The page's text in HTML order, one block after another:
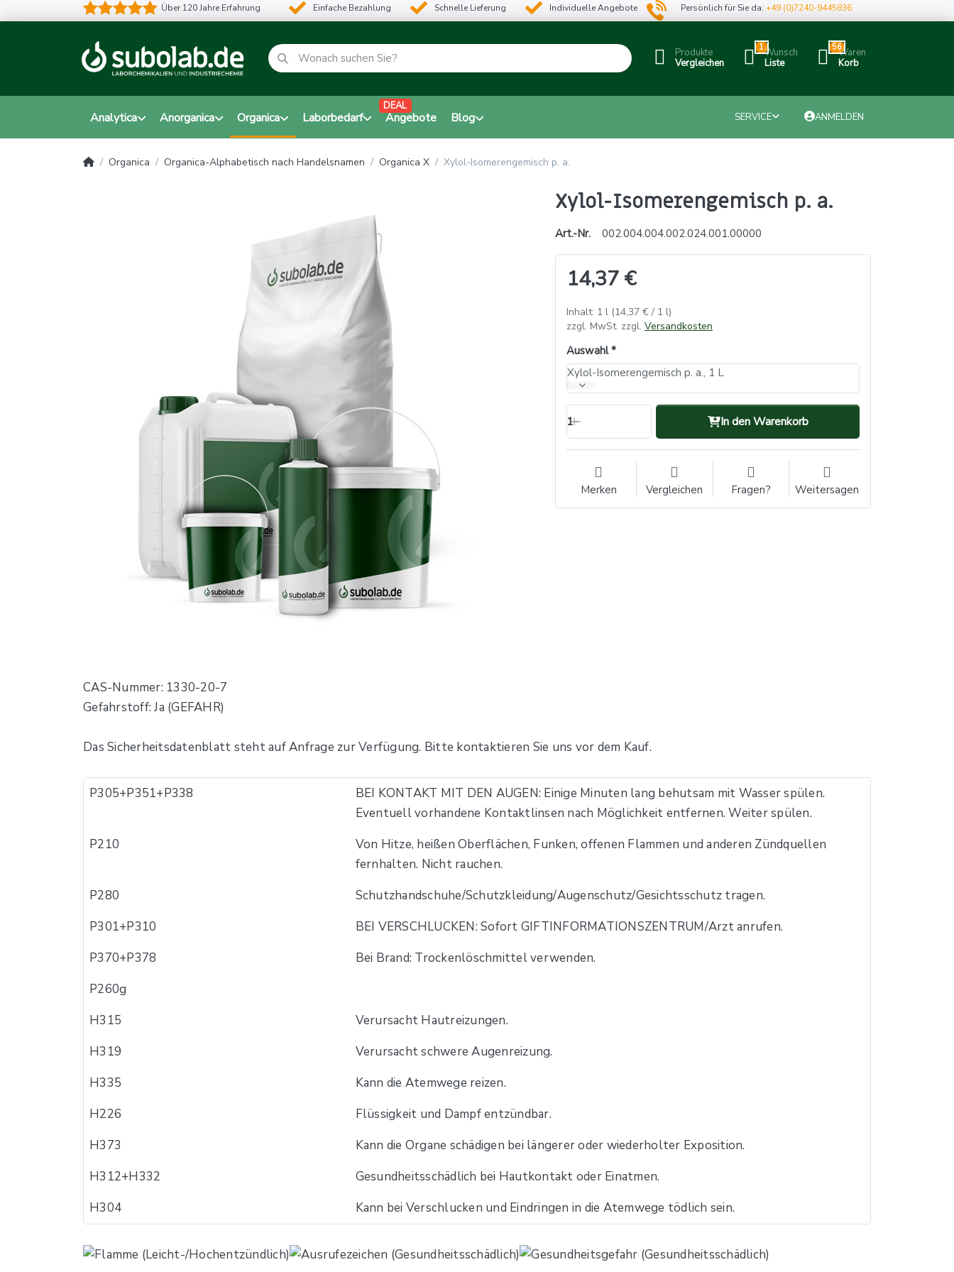
Über 120 Jahre Erfahrung Einfache Bezahlung Schnelle Lieferung Individuelle Angebote Persönlich für Sie da:+49 (0)7240-9445836
Produkte
Vergleichen
1Wunsch
Liste
56Waren
Korb
Analytica Anorganica Organica Laborbedarf Angebote
DEAL
Blog SERVICE ANMELDEN
Organica Organica-Alphabetisch nach Handelsnamen Organica X Xylol-Isomerengemisch p. a.
Xylol-Isomerengemisch p. a.
Art.-Nr. 002.004.004.002.024.001.00000
14,37 €
Inhalt: 1 l (14,37 € / 1 l)
zzgl. MwSt. zzgl. Versandkosten
Auswahl
Xylol-Isomerengemisch p. a., 1 L
1 In den Warenkorb
Merken Vergleichen Fragen? Weitersagen
CAS-Nummer: 1330-20-7
Gefahrstoff: Ja (GEFAHR)
Das Sicherheitsdatenblatt steht auf Anfrage zur Verfügung. Bitte kontaktieren Sie uns vor dem Kauf.
P305+P351+P338
BEI KONTAKT MIT DEN AUGEN: Einige Minuten lang behutsam mit Wasser spülen.
Eventuell vorhandene Kontaktlinsen nach Möglichkeit entfernen. Weiter spülen.
P210
Von Hitze, heißen Oberflächen, Funken, offenen Flammen und anderen Zündquellen
fernhalten. Nicht rauchen.
P280
Schutzhandschuhe/Schutzkleidung/Augenschutz/Gesichtsschutz tragen.
P301+P310
BEI VERSCHLUCKEN: Sofort GIFTINFORMATIONSZENTRUM/Arzt anrufen.
P370+P378
Bei Brand: Trockenlöschmittel verwenden.
P260g
H315
Verursacht Hautreizungen.
H319
Verursacht schwere Augenreizung.
H335
Kann die Atemwege reizen.
H226
Flüssigkeit und Dampf entzündbar.
H373
Kann die Organe schädigen bei längerer oder wiederholter Exposition.
H312+H332
Gesundheitsschädlich bei Hautkontakt oder Einatmen.
H304
Kann bei Verschlucken und Eindringen in die Atemwege tödlich sein.